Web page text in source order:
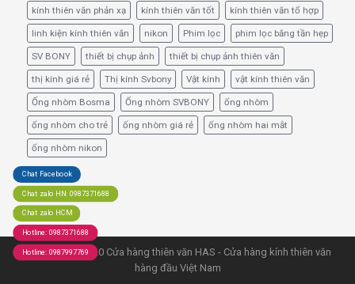
kính thiên văn phản xạ kính thiên văn tốt kính thiên văn tổ hợp
linh kiện kính thiên văn nikon Phim lọc phim lọc băng tần hẹp
SV BONY thiết bị chụp ảnh thiết bị chụp ảnh thiên văn
thị kính giá rẻ Thị kính Svbony Vật kính vật kính thiên văn
Ống nhòm Bosma Ống nhòm SVBONY ống nhòm
ống nhòm cho trẻ ống nhòm giá rẻ ống nhòm hai mắt
ống nhòm nikon
© Copyright 2020 Cửa hàng thiên văn HAS - Cửa hàng kính thiên văn
hàng đầu Việt Nam
Chat Facebook
Chat zalo HN: 0987371688
Chat zalo HCM
Hotline: 0987371688
Hotline: 0987997769